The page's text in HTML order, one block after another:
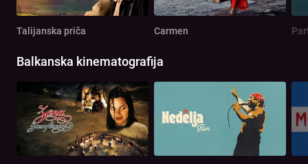
Talijanska priča Carmen
Balkanska kinematografija